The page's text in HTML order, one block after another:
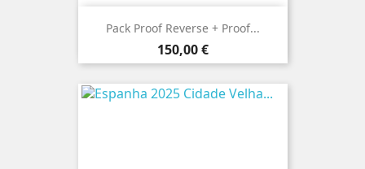
Pack Proof Reverse + Proof...
Preço
150,00 €